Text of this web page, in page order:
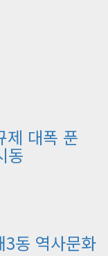
제 대폭 푼
동
동 역사문화